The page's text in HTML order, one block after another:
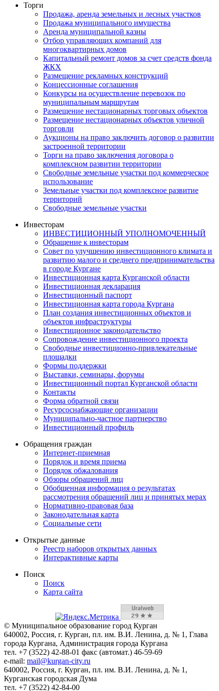
Торги
Продажа, аренда земельных и лесных участков
Продажа муниципального имущества
Аренда муниципальной казны
Отбор управляющих компаний для
многоквартирных домов
Капитальный ремонт домов за счет средств фонда
ЖКХ
Размещение рекламных конструкций
Концессионные соглашения
Конкурсы на осуществление перевозок по
муниципальным маршрутам
Размещение нестационарных торговых объектов
Размещение нестационарных объектов уличной
торговли
Аукционы на право заключить договор о развитии
застроенной территории
Торги на право заключения договора о
комплексном развитии территории
Свободные земельные участки под коммерческое
использование
Земельные участки под комплексное развитие
территорий
Свободные земельные участки
Инвесторам
ИНВЕСТИЦИОННЫЙ УПОЛНОМОЧЕННЫЙ
Обращение к инвесторам
Совет по улучшению инвестиционного климата и
развитию малого и среднего предпринимательства
в городе Кургане
Инвестиционная карта Курганской области
Инвестиционная декларация
Инвестиционный паспорт
Инвестиционная карта города Кургана
План создания инвестиционных объектов и
объектов инфраструктуры
Инвестиционное законодательство
Сопровождение инвестиционного проекта
Свободные инвестиционно-привлекательные
площадки
Формы поддержки
Выставки, семинары, форумы
Инвестиционный портал Курганской области
Контакты
Форма обратной связи
Ресурсоснабжающие организации
Муниципально-частное партнерство
Инвестиционный профиль
Обращения граждан
Интернет-приемная
Порядок и время приема
Порядок обжалования
Обзоры обращений лиц
Обобщенная информация о результатах
рассмотрения обращений лиц и принятых мерах
Нормативно-правовая база
Законодательная карта
Социальные сети
Открытые данные
Реестр наборов открытых данных
Интерактивные карты
Поиск
Поиск
Карта сайта
© Муниципальное образование город Курган
640002, Россия, г. Курган, пл. им. В.И. Ленина, д. № 1, Глава
города Кургана, Администрация города Кургана
тел. +7 (3522) 42-88-01 факс (автомат.) 46-59-69
e-mail: mail@kurgan-city.ru
640002, Россия, г. Курган, пл. им. В.И. Ленина, д. № 1,
Курганская городская Дума
тел. +7 (3522) 42-84-00